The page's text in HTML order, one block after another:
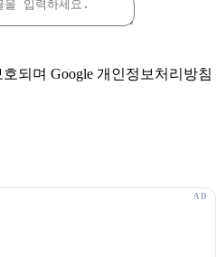
되며 Google 개인정보처리방침